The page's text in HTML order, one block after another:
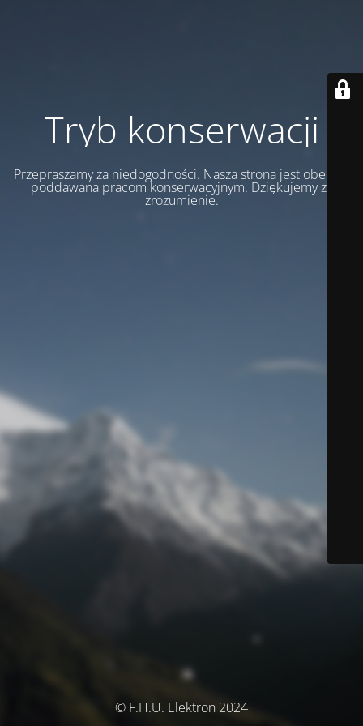
Tryb konserwacji
Przepraszamy za niedogodności. Nasza strona jest obecnie
poddawana pracom konserwacyjnym. Dziękujemy za
zrozumienie.
© F.H.U. Elektron 2024